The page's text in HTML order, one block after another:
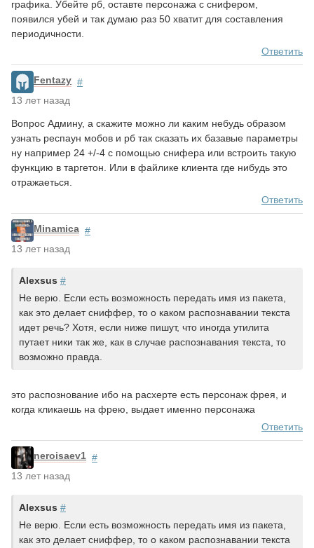
графика. Убейте рб, оставте персонажа с снифером,
появился убей и так думаю раз 50 хватит для составления
периодичности.
Ответить
Fentazy #
13 лет назад
Вопрос Админу, а скажите можно ли каким небудь образом
узнать респаун мобов и рб так сказать их базавые параметры
ну например 24 +/-4 с помощью снифера или встроить такую
функцию в таргетон. Или в файлике клиента где нибудь это
отражаеться.
Ответить
Minamica #
13 лет назад
Alexsus #
Не верю. Если есть возможность передать имя из пакета,
как это делает сниффер, то о каком распознавании текста
идет речь? Хотя, если ниже пишут, что иногда утилита
путает ники так же, как в случае распознавания текста, то
возможно правда.
это распознование ибо на расхерте есть персонаж фрея, и
когда кликаешь на фрею, выдает именно персонажа
Ответить
neroisaev1 #
13 лет назад
Alexsus #
Не верю. Если есть возможность передать имя из пакета,
как это делает сниффер, то о каком распознавании текста